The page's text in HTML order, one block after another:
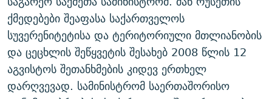
ქმედებები შეაფასა საქართველოს
სუვერენიტეტისა და ტერიტორიული მთლიანობის
და ცეცხლის შეწყვეტის შესახებ 2008 წლის 12
აგვისტოს შეთანხმების კიდევ ერთხელ
დარღვევად. სამინისტრომ საერთაშორისო